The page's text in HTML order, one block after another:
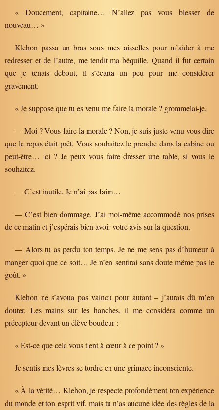
« Doucement, capitaine… N’allez pas vous blesser de
nouveau… »
Klehon passa un bras sous mes aisselles pour m’aider à me
redresser et de l’autre, me tendit ma béquille. Quand il fut certain
que je tenais debout, il s’écarta un peu pour me considérer
gravement.
« Je suppose que tu es venu me faire la morale ? grommelai-je.
— Moi ? Vous faire la morale ? Non, je suis juste venu vous dire
que le repas était prêt. Vous souhaitez le prendre dans la cabine ou
peut-être… ici ? Je peux vous faire dresser une table, si vous le
souhaitez.
— C’est inutile. Je n’ai pas faim…
— C’est bien dommage. J’ai moi-même accommodé nos prises
de ce matin et j’espérais bien avoir votre avis sur la question.
— Alors tu as perdu ton temps. Je ne me sens pas d’humeur à
manger quoi que ce soit… Je n’en sentirai sans doute même pas le
goût. »
Klehon ne s’avoua pas vaincu pour autant – j’aurais dû m’en
douter. Les mains sur les hanches, il me considéra comme un
précepteur devant un élève boudeur :
« Est-ce que cela vous tient à cœur à ce point ? »
Je sentis mes lèvres se tordre en une grimace inconsciente.
« À la vérité… Klehon, je respecte profondément ton expérience
du monde et ton esprit vif, mais tu n’as aucune idée des règles de la